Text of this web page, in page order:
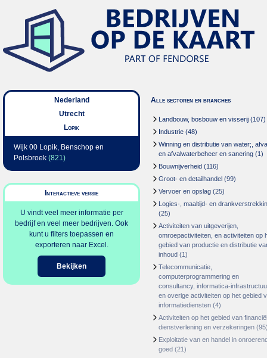
Nederland
Utrecht
Lopik
Wijk 00 Lopik, Benschop en
Polsbroek (821)
Interactieve versie
U vindt veel meer informatie per
bedrijf en veel meer bedrijven. Ook
kunt u filters toepassen en
exporteren naar Excel.
Bekijken
Alle sectoren en branches
Landbouw, bosbouw en visserij (107)
Industrie (48)
Winning en distributie van water;,
en afvalwaterbeheer en sanering (1)
Bouwnijverheid (116)
Groot- en detailhandel (99)
Vervoer en opslag (25)
Logies-, maaltijd- en
(25)
Activiteiten van uitgeverijen,
omroepactiviteiten, en activiteiten op
gebied van productie en distributie
inhoud (1)
Telecommunicatie,
computerprogrammering en
consultancy, informatica-
en overige activiteiten op het gebied
informatiediensten (4)
Activiteiten op het gebied van
dienstverlening en verzekeringen
Exploitatie van en handel in
goed (21)